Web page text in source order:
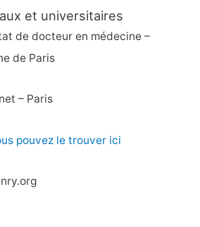
et universitaires
de docteur en médecine –
de Paris
– Paris
pouvez le trouver ici